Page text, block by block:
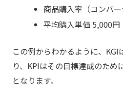
商品購入率（コンバ
平均購入単価 5,000円
この例からわかるように、KGI
り、KPIはその目標達成のため
となります。